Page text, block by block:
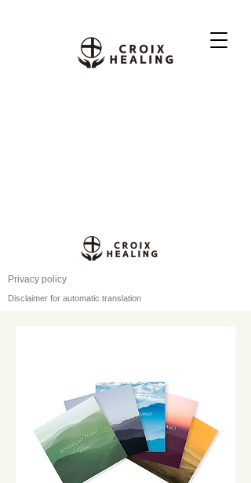
Privacy policy
Disclaimer for automatic translation